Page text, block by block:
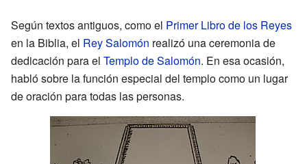
Según textos antiguos, como el Primer Libro de los Reyes
en la Biblia, el Rey Salomón realizó una ceremonia de
dedicación para el Templo de Salomón. En esa ocasión,
habló sobre la función especial del templo como un lugar
de oración para todas las personas.